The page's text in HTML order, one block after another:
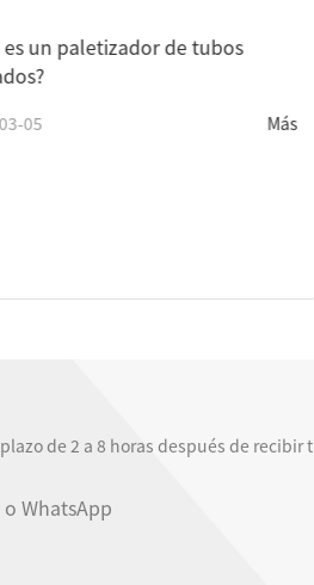
de tubos
de 2 a 8 horas después de recibir
WhatsApp